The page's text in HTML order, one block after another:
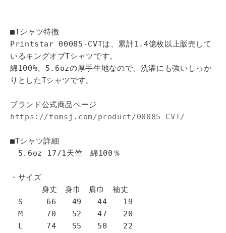
■Tシャツ特徴
Printstar 00085-CVTは、累計1.4億枚以上販売して
いるキングオブTシャツです。
綿100%、5.6ozの厚手生地なので、洗濯にも強いしっか
りとしたTシャツです。
ブランド公式商品ページ
https://tomsj.com/product/00085-CVT/
■Tシャツ詳細
5.6oz 17/1天竺 綿100％
・サイズ
身丈 身巾 肩巾 袖丈
S 66 49 44 19
M 70 52 47 20
L 74 55 50 22